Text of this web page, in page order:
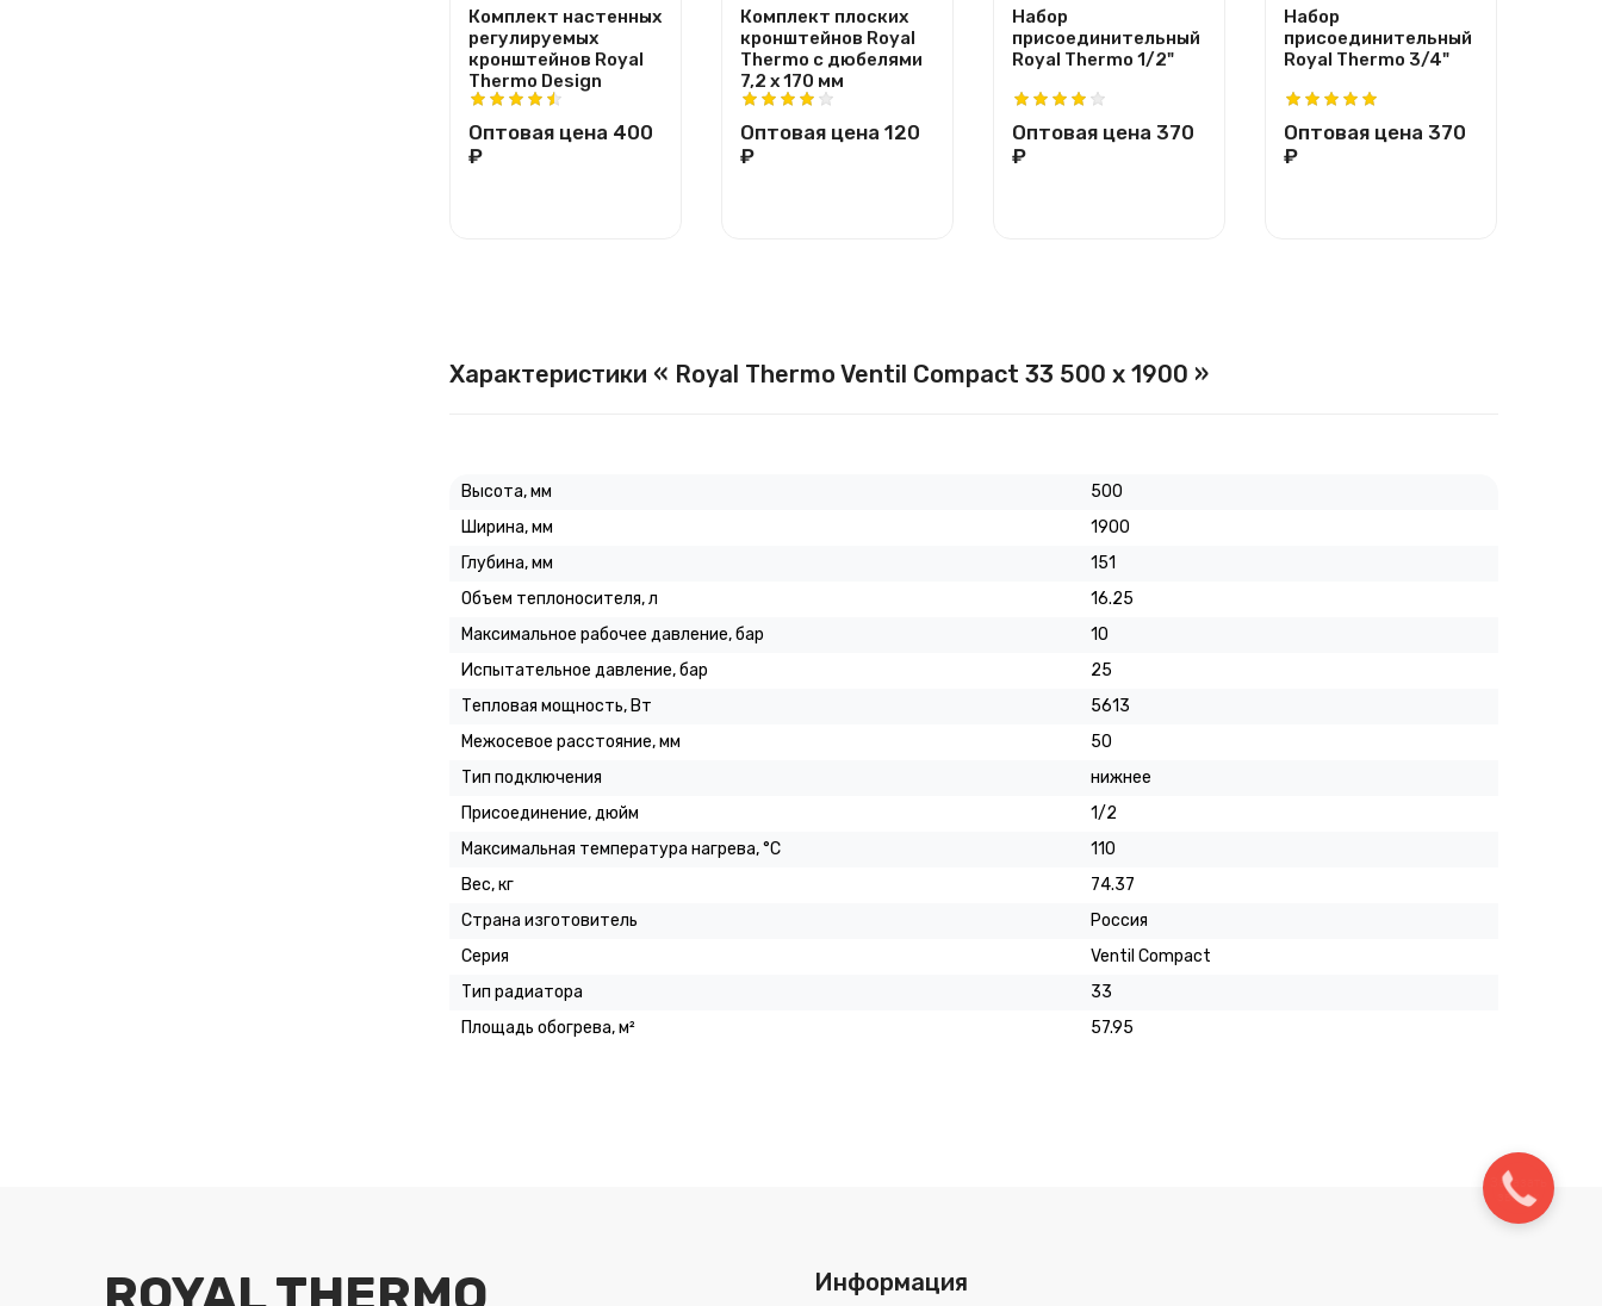
Комплект настенных
регулируемых
кронштейнов Royal
Thermo Design
Оптовая цена 400
₽
Комплект плоских
кронштейнов Royal
Thermo с дюбелями
7,2 х 170 мм
Оптовая цена 120
₽
Набор
присоединительный
Royal Thermo 1/2"
Оптовая цена 370
₽
Набор
присоединительный
Royal Thermo 3/4"
Оптовая цена 370
₽
Характеристики « Royal Thermo Ventil Compact 33 500 х 1900 »
Высота, мм
500
Ширина, мм
1900
Глубина, мм
151
Объем теплоносителя, л
16.25
Максимальное рабочее давление, бар
10
Испытательное давление, бар
25
Тепловая мощность, Вт
5613
Межосевое расстояние, мм
50
Тип подключения
нижнее
Присоединение, дюйм
1/2
Максимальная температура нагрева, °C
110
Вес, кг
74.37
Страна изготовитель
Россия
Серия
Ventil Compact
Тип радиатора
33
Площадь обогрева, м²
57.95
Информация
Заказать
звонок